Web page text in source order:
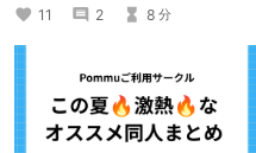
11
2 8 分